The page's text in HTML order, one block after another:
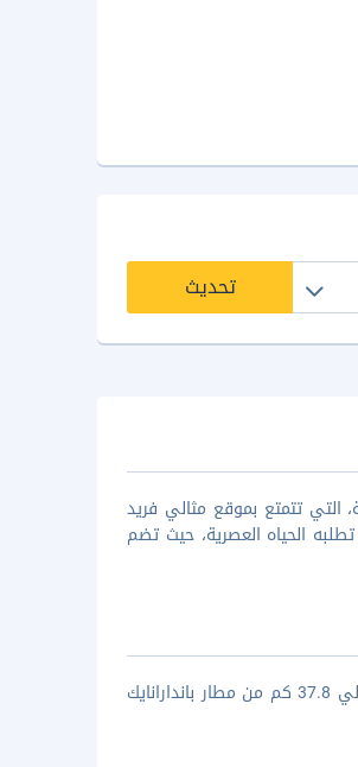
تحديث
تتمتع بموقع مثالي فريد
الحياه العصرية، حيث تضم
فيستا هاواي ريزيدنسيز يقع بالقرب من وسط المدينة والمواصلات المختلفة لسهولة التنقل حيث يبعد حوالي 37.8 كم من مطار باندارانايك